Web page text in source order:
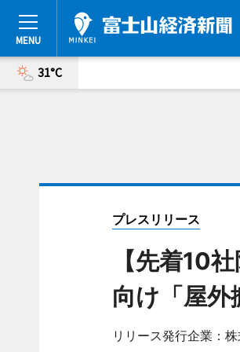
31°C
プレスリリース
【先着10
向け「屋外
リリース発行企業：